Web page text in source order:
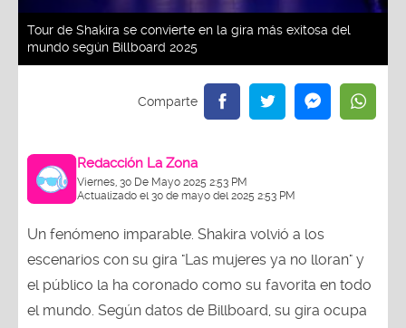
Tour de Shakira se convierte en la gira más exitosa del
mundo según Billboard 2025
Redacción La Zona
Viernes, 30 De Mayo 2025 2:53 PM
Actualizado el 30 de mayo del 2025 2:53 PM
Un fenómeno imparable. Shakira volvió a los
escenarios con su gira "Las mujeres ya no lloran" y
el público la ha coronado como su favorita en todo
el mundo. Según datos de Billboard, su gira ocupa